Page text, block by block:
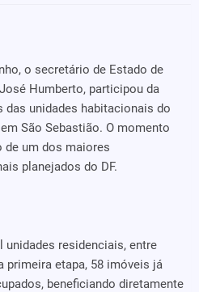
o secretário de Estado de
Humberto, participou da
das unidades habitacionais do
São Sebastião. O momento
de um dos maiores
planejados do DF.
unidades residenciais, entre
primeira etapa, 58 imóveis já
beneficiando diretamente